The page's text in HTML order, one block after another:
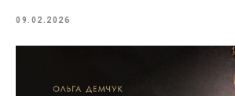
09.02.2026